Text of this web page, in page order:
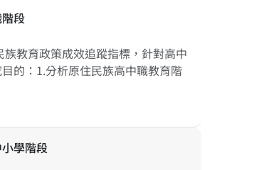
段
教育政策成效追蹤指標，針對高中
的：1.分析原住民族高中職教育階
學階段